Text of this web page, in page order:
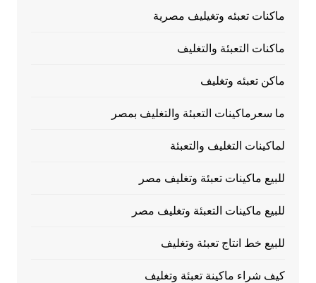
ماكنات تعبئه وتغيليف مصرية
ماكنات التعبئة والتغليف
ماكن تعبئه وتغليف
ما سعرماكينات التعبئة والتغليف بمصر
لماكينات التغليف والتعبئة
للبيع ماكينات تعبئة وتغليف مصر
للبيع ماكينات التعبئة وتغليف مصر
للبيع خط انتاج تعبئة وتغليف
كيف شراء ماكينة تعبئة وتغليف